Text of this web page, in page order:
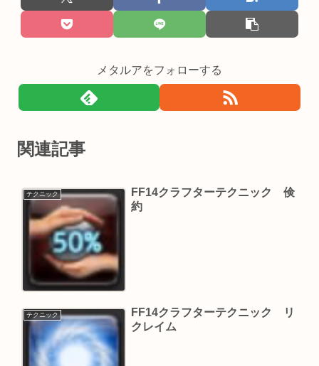
メタルアをフォローする
関連記事
テクニック
FF14クラフターテクニック 倹
約
テクニック
FF14クラフターテクニック リ
クレイム